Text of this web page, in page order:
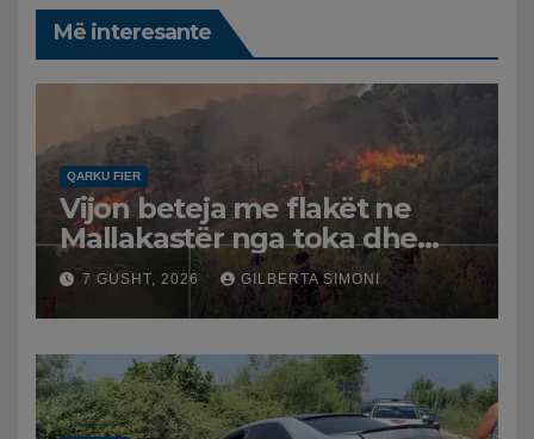
Më interesante
QARKU FIER
Vijon beteja me flakët ne
Mallakastër nga toka dhe
nga ajri me dy helikopterë.
7 GUSHT, 2026 GILBERTA SIMONI